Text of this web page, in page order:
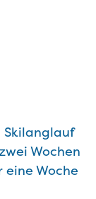
Wochen
Woche